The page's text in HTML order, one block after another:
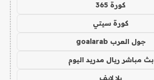
كورة 365
كورة سيتي
جول العرب goalarab
بث مباشر ريال مدريد اليوم
يلا لايف